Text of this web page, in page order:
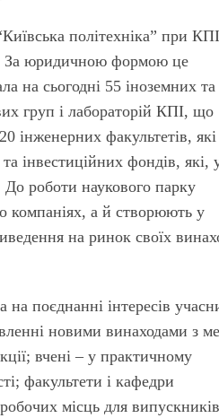
політехніка” при
За юридичною формою це
на сьогодні 55 іноземних та
груп і лабораторій КПІ, що
інженерних факультетів, які
інвестиційних фондів, які,
До роботи наукового парку
компаніях, а й створюють у
на ринок своїх
поєднанні інтересів
новими винаходами з
вчені – у практичному
факультети і кафедри
місць для